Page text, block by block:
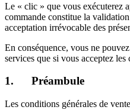
Le « clic » que vous exécuterez
commande constitue la
acceptation irrévocable des
En conséquence, vous ne
services que si vous acceptez
1. Préambule
Les conditions générales de